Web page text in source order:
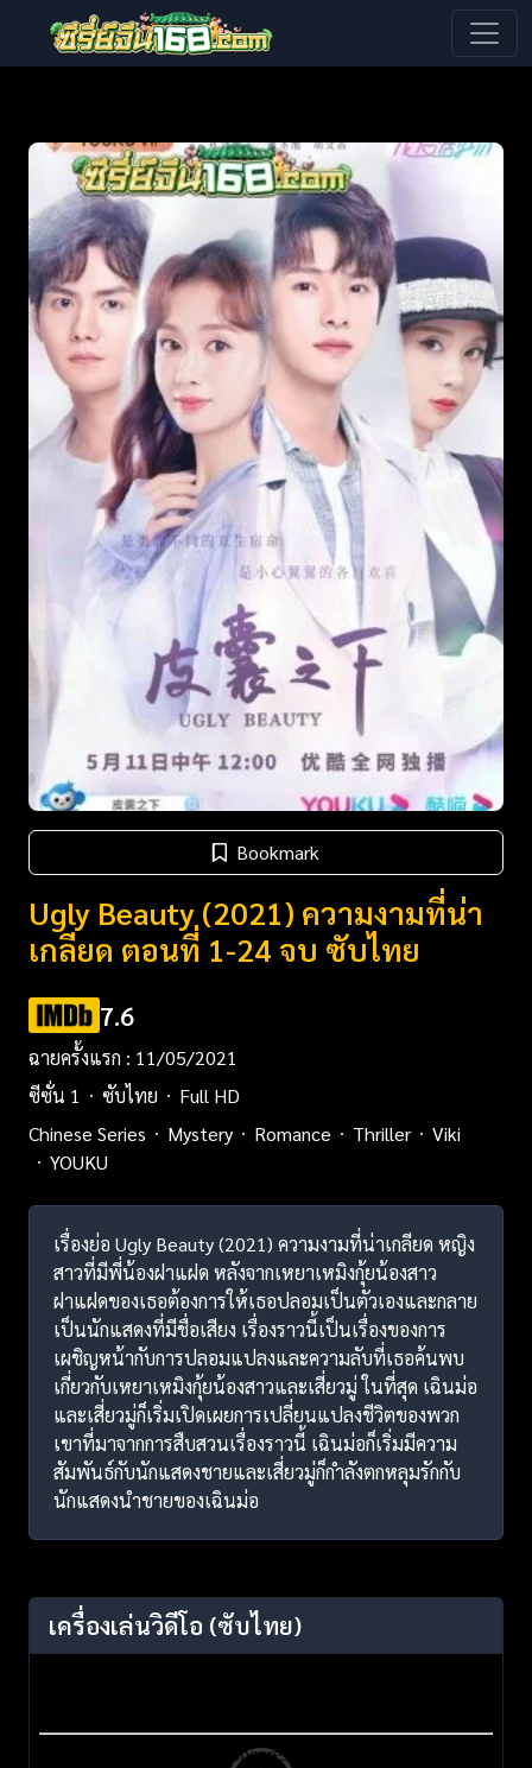
Bookmark
Ugly Beauty (2021) ความงามที่น่า
เกลียด ตอนที่ 1-24 จบ ซับไทย
7.6
ฉายครั้งแรก : 11/05/2021
ซีซั่น 1
ซับไทย
Full HD
Chinese Series
Mystery Romance Thriller
Viki
YOUKU
เรื่องย่อ Ugly Beauty (2021) ความงามที่น่าเกลียด หญิง
สาวที่มีพี่น้องฝาแฝด หลังจากเหยาเหมิงกุ้ยน้องสาว
ฝาแฝดของเธอต้องการให้เธอปลอมเป็นตัวเองและกลาย
เป็นนักแสดงที่มีชื่อเสียง เรื่องราวนี้เป็นเรื่องของการ
เผชิญหน้ากับการปลอมแปลงและความลับที่เธอค้นพบ
เกี่ยวกับเหยาเหมิงกุ้ยน้องสาวและเสี่ยวมู่ ในที่สุด เฉินม่อ
และเสี่ยวมู่ก็เริ่มเปิดเผยการเปลี่ยนแปลงชีวิตของพวก
เขาที่มาจากการสืบสวนเรื่องราวนี้ เฉินม่อก็เริ่มมีความ
สัมพันธ์กับนักแสดงชายและเสี่ยวมู่ก็กำลังตกหลุมรักกับ
นักแสดงนำชายของเฉินม่อ
เครื่องเล่นวิดีโอ (ซับไทย)